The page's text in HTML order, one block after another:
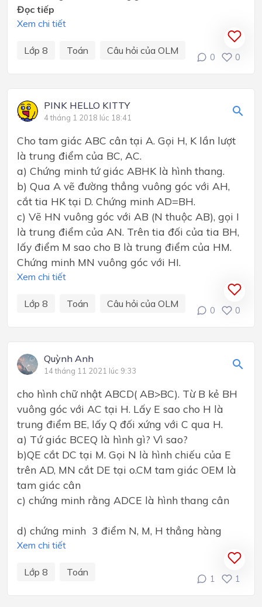
Đọc tiếp
Xem chi tiết
Lớp 8 Toán Câu hỏi của OLM
0 0
PINK HELLO KITTY
4 tháng 1 2018 lúc 18:41
Cho tam giác ABC cân tại A. Gọi H, K lần lượt
là trung điểm của BC, AC.
a) Chứng minh tứ giác ABHK là hình thang.
b) Qua A vẽ đường thẳng vuông góc với AH,
cắt tia HK tại D. Chứng minh AD=BH.
c) Vẽ HN vuông góc với AB (N thuộc AB), gọi I
là trung điểm của AN. Trên tia đối của tia BH,
lấy điểm M sao cho B là trung điểm của HM.
Chứng minh MN vuông góc với HI.
Xem chi tiết
Lớp 8 Toán Câu hỏi của OLM
0 0
Quỳnh Anh
14 tháng 11 2021 lúc 9:33
cho hình chữ nhật ABCD( AB>BC). Từ B kẻ BH
vuông góc với AC tại H. Lấy E sao cho H là
trung điểm BE, lấy Q đối xứng với C qua H.
a) Tứ giác BCEQ là hình gì? Vì sao?
b)QE cắt DC tại M. Gọi N là hình chiếu của E
trên AD, MN cắt DE tại o.CM tam giác OEM là
tam giác cân
c) chứng minh rằng ADCE là hình thang cân
d) chứng minh 3 điểm N, M, H thẳng hàng
Xem chi tiết
Lớp 8 Toán
1 1